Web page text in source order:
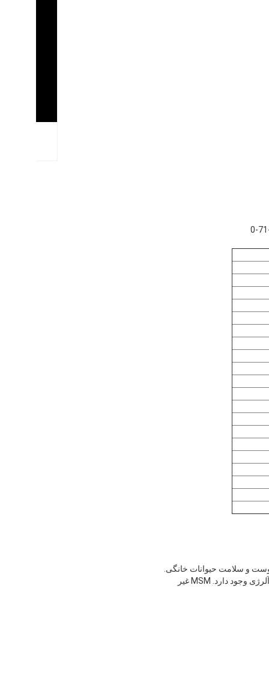
برای افرادی که MSM را به عنوان یک مکمل غذایی مصرف می کنند، مزایای ملموس مانند تسکین درد، التهاب و آلرژی وجود دارد. MSM غیر